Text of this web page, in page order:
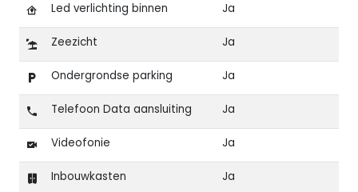
Led verlichting binnen Ja
Zeezicht Ja
Ondergrondse parking Ja
Telefoon Data aansluiting Ja
Videofonie Ja
Inbouwkasten Ja